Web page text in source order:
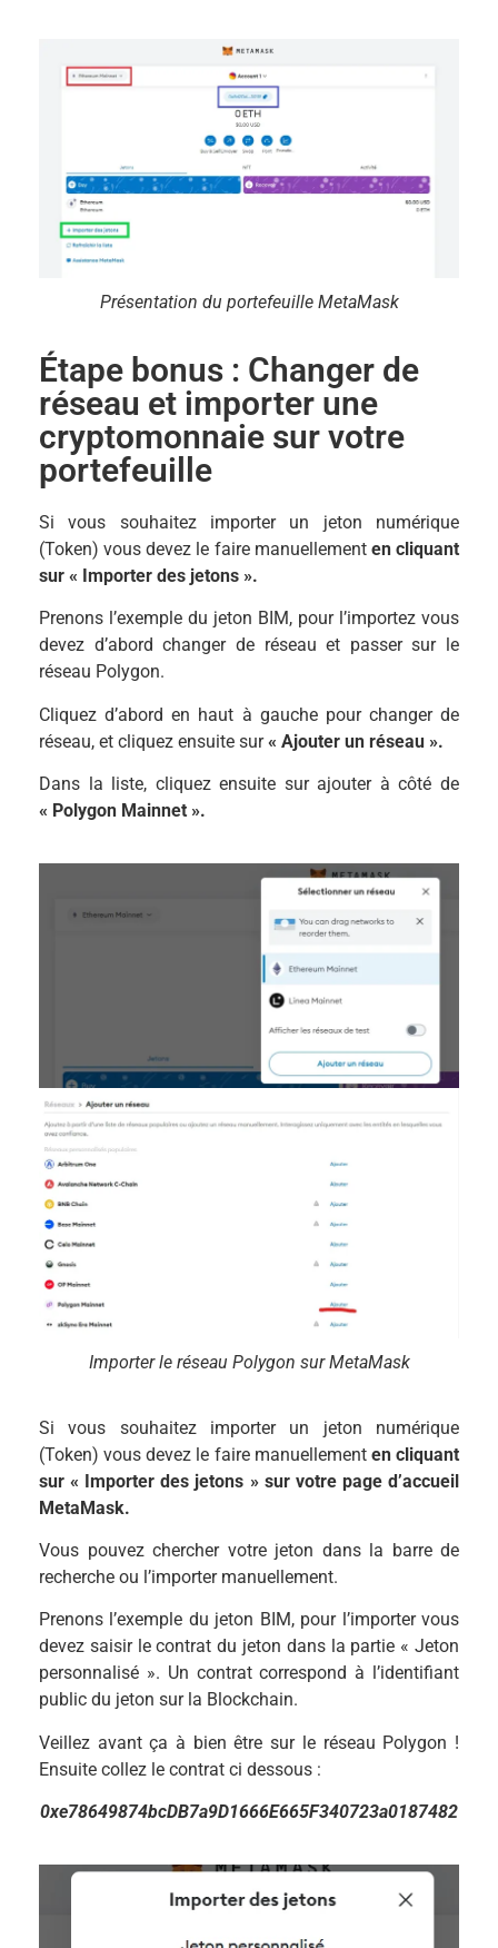
Présentation du portefeuille MetaMask
Étape bonus : Changer de
réseau et importer une
cryptomonnaie sur votre
portefeuille
Si vous souhaitez importer un jeton numérique
(Token) vous devez le faire manuellement en cliquant
sur « Importer des jetons ».
Prenons l’exemple du jeton BIM, pour l’importez vous
devez d’abord changer de réseau et passer sur le
réseau Polygon.
Cliquez d’abord en haut à gauche pour changer de
réseau, et cliquez ensuite sur« Ajouter un réseau ».
Dans la liste, cliquez ensuite sur ajouter à côté de
« Polygon Mainnet ».
Importer le réseau Polygon sur MetaMask
Si vous souhaitez importer un jeton numérique
(Token) vous devez le faire manuellement en cliquant
sur« Importer des jetons » sur votre page d’accueil
MetaMask.
Vous pouvez chercher votre jeton dans la barre de
recherche ou l’importer manuellement.
Prenons l’exemple du jeton BIM, pour l’importer vous
devez saisir le contrat du jeton dans la partie « Jeton
personnalisé ». Un contrat correspond à l’identifiant
public du jeton sur la Blockchain.
Veillez avant ça à bien être sur le réseau Polygon !
Ensuite collez le contrat ci dessous :
0xe78649874bcDB7a9D1666E665F340723a0187482